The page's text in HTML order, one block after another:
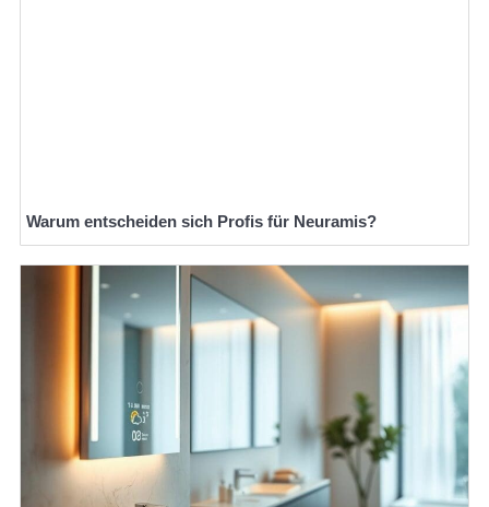
Warum entscheiden sich Profis für Neuramis?